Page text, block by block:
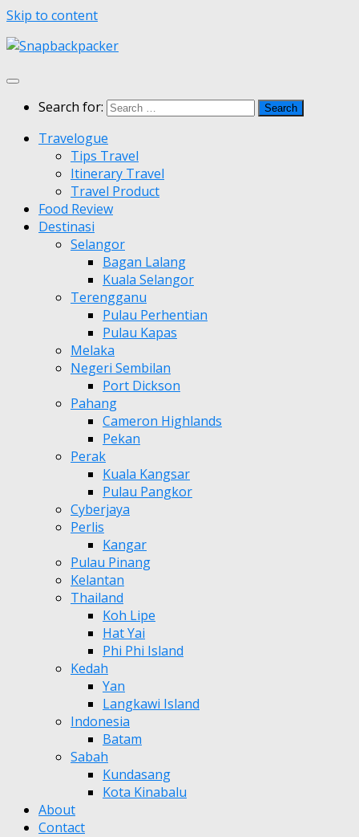
Skip to content
Search for:
Travelogue
Tips Travel
Itinerary Travel
Travel Product
Food Review
Destinasi
Selangor
Bagan Lalang
Kuala Selangor
Terengganu
Pulau Perhentian
Pulau Kapas
Melaka
Negeri Sembilan
Port Dickson
Pahang
Cameron Highlands
Pekan
Perak
Kuala Kangsar
Pulau Pangkor
Cyberjaya
Perlis
Kangar
Pulau Pinang
Kelantan
Thailand
Koh Lipe
Hat Yai
Phi Phi Island
Kedah
Yan
Langkawi Island
Indonesia
Batam
Sabah
Kundasang
Kota Kinabalu
About
Contact